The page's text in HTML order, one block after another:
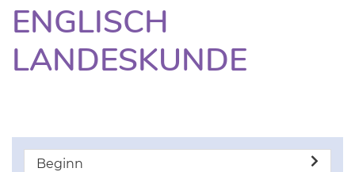
ENGLISCH
LANDESKUNDE
Beginn